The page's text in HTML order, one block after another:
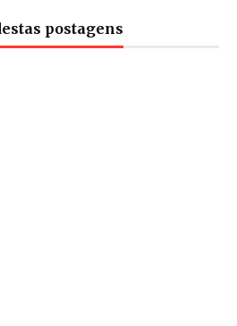
postagens